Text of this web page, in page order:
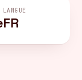
LANGUE
FR